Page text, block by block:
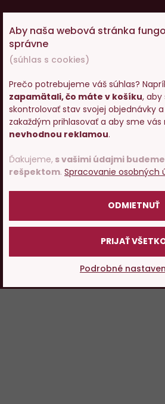
Aby naša webová stránka
správne
(súhlas s cookies)
Prečo potrebujeme váš súhlas?
zapamätali, čo máte v košíku,
skontrolovať stav svojej objednávky
zakaždým prihlasovať a aby sme vás
nevhodnou reklamou.
Ďakujeme, s vašimi údajmi
rešpektom. Spracovanie osobných
ODMIETNUŤ
PRIJAŤ
Podrobné
patičce
Pojďme si povídat
© 2001 - 2024 Global Wines &
e-mail:eshop@g-
V internetovom obchode Global-
predaja alkoholických nápojov
rokov.
Česky
UX designae-shop na mieru
Vstupujete na
predajom
potvrďte, že Vám